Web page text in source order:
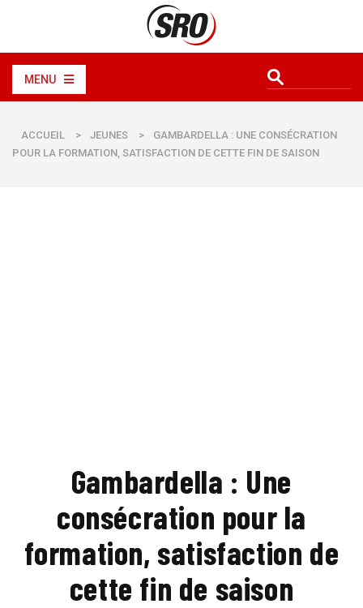
MENU
ACCUEIL > JEUNES >
GAMBARDELLA : UNE CONSÉCRATION
POUR LA FORMATION, SATISFACTION DE CETTE FIN DE SAISON
Gambardella : Une
consécration pour la
formation, satisfaction de
cette fin de saison